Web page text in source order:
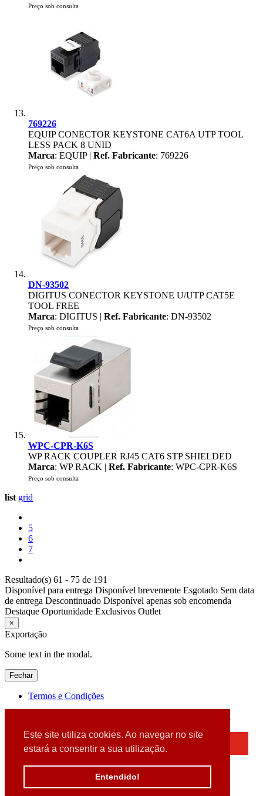
Este site utiliza cookies. Ao navegar no site
estará a consentir a sua utilização.
Entendido!
Preço sob consulta
769226
EQUIP CONECTOR KEYSTONE CAT6A UTP TOOL
LESS PACK 8 UNID
Marca: EQUIP | Ref. Fabricante: 769226
Preço sob consulta
DN-93502
DIGITUS CONECTOR KEYSTONE U/UTP CAT5E
TOOL FREE
Marca: DIGITUS | Ref. Fabricante: DN-93502
Preço sob consulta
WPC-CPR-K6S
WP RACK COUPLER RJ45 CAT6 STP SHIELDED
Marca: WP RACK | Ref. Fabricante: WPC-CPR-K6S
Preço sob consulta
list grid
5
6
7
Resultado(s) 61 - 75 de 191
Disponível para entrega Disponível brevemente Esgotado Sem data
de entrega Descontinuado Disponível apenas sob encomenda
Destaque Oportunidade Exclusivos Outlet
×
Exportação
Some text in the modal.
Fechar
Termos e Condições
Detectamos que está a usar um browser desatualizado
Por favor, atualize o seu browser
para garantir uma melhor experiência.